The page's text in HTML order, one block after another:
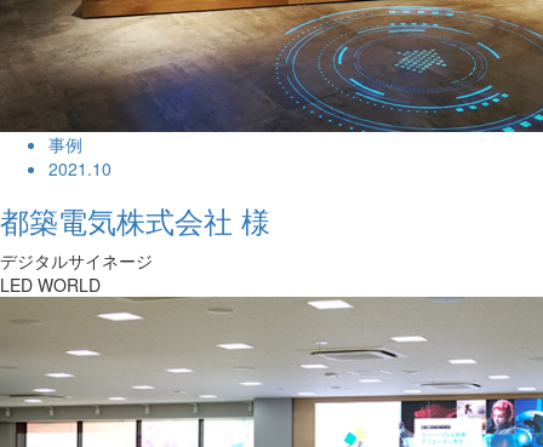
事例
2021.10
都築電気株式会社 様
デジタルサイネージ
LED WORLD